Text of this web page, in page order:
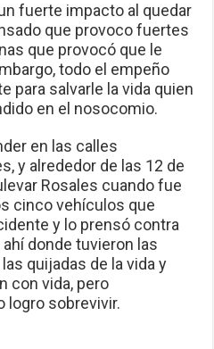
fuerte impacto al quedar
que provoco fuertes
que provocó que le
todo el empeño
para salvarle la vida quien
en el nosocomio.
en las calles
y alrededor de las 12 de
Rosales cuando fue
cinco vehículos que
y lo prensó contra
donde tuvieron las
quijadas de la vida y
con vida, pero
logro sobrevivir.